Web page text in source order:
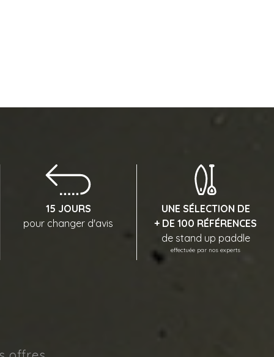
15 JOURS
pour changer d'avis
UNE SÉLECTION DE
+ DE 100 RÉFÉRENCES
de stand up paddle
effectuée par nos experts